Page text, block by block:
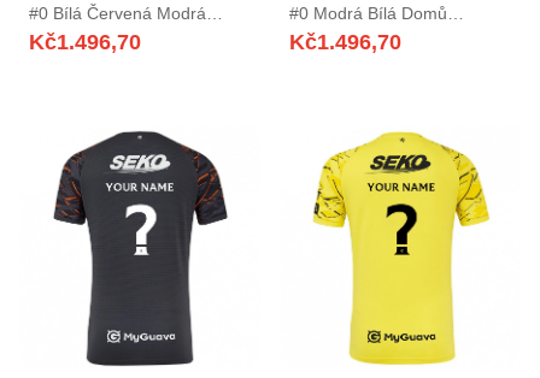
#0 Bílá Červená Modrá
Daleko Hráčské Dresy
Kč1.496,70
#0 Modrá Bílá Domů
Hráčské Dresy 2025/26 Dres
Kč1.496,70